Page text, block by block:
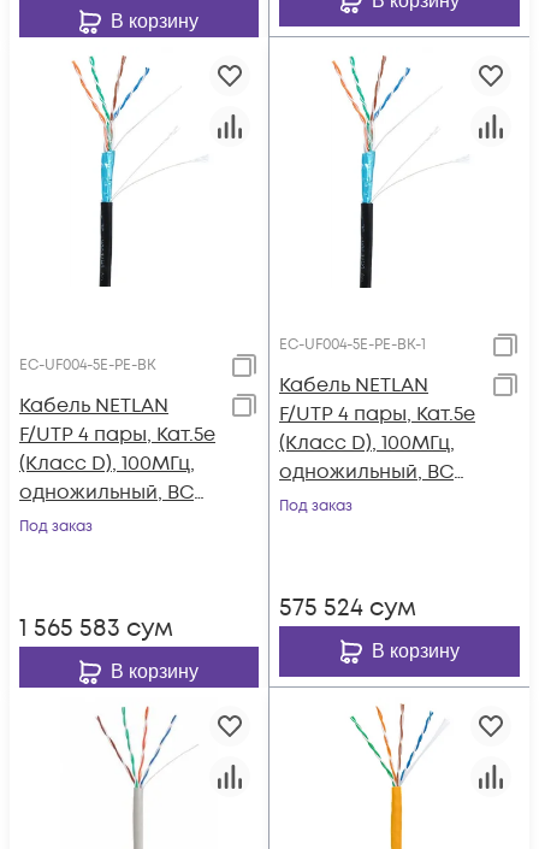
В корзину
EC-UF004-5E-PE-BK
Кабель NETLAN
F/UTP 4 пары, Кат.5e
(Класс D), 100МГц,
одножильный, BC
(чистая медь),
Под заказ
1 565 583 сум
В корзину
EC-UF004-5E-PE-BK-1
Кабель NETLAN
F/UTP 4 пары, Кат.5e
(Класс D), 100МГц,
одножильный, BC
(чистая медь),
Под заказ
575 524 сум
В корзину